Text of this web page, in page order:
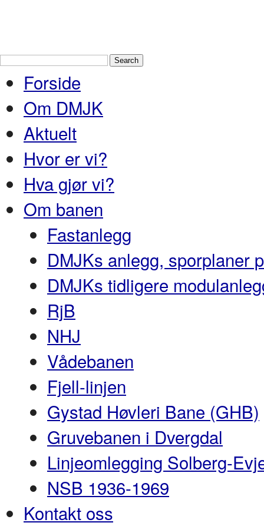
Forside
Om DMJK
Aktuelt
Hvor er vi?
Hva gjør vi?
Om banen
Fastanlegg
DMJKs anlegg, sporplaner
DMJKs tidligere
RjB
NHJ
Vådebanen
Fjell-linjen
Gystad Høvleri Bane (GHB)
Gruvebanen i Dvergdal
Linjeomlegging Solberg-
NSB 1936-1969
Kontakt oss